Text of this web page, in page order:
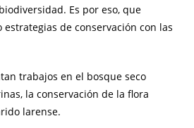
Es por eso, que
de conservación con las
trabajos en el bosque seco
la conservación de la flora
larense.